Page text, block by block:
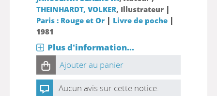
THEINHARDT, VOLKER, Illustrateur |
Paris : Rouge et Or| Livre de poche|
1981
Plus d'information...
Ajouter au panier
Aucun avis sur cette notice.